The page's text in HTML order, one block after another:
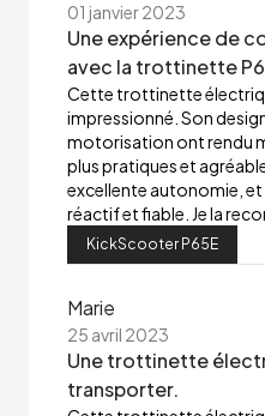
01 janvier 2023
Une expérience de
avec la trottinette
Cette trottinette
impressionné. Son
motorisation ont rendu
plus pratiques et
excellente autonomie, et
réactif et fiable. Je la
KickScooter P65E
Marie
25 avril 2023
Une trottinette
transporter.